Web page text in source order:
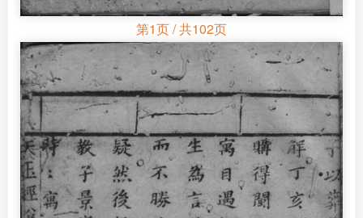
第1页 / 共102页